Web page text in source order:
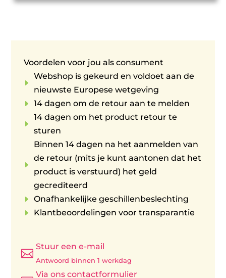
Voordelen voor jou als consument
E
Webshop is gekeurd en voldoet aan de
nieuwste Europese wetgeving
E 14 dagen om de retour aan te melden
E
14 dagen om het product retour te
sturen
E
Binnen 14 dagen na het aanmelden van
de retour (mits je kunt aantonen dat het
product is verstuurd) het geld
gecrediteerd
E Onafhankelijke geschillenbeslechting
E Klantbeoordelingen voor transparantie

Stuur een e-mail
Antwoord binnen 1 werkdag
Via ons contactformulier